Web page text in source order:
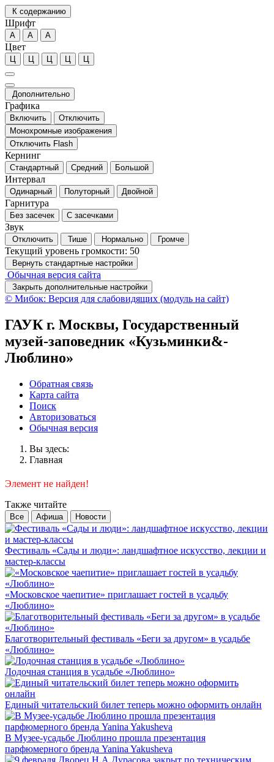
К содержанию
Шрифт
А А А
Цвет
Ц Ц Ц Ц Ц
Дополнительно
Графика
Включить
Отключить
Монохромные изображения
Отключить Flash
Кернинг
Стандартный Средний Большой
Интервал
Одинарный Полуторный Двойной
Гарнитура
Без засечек С засечками
Звук
Отключить Тише Нормально Громче
Текущий уровень громкости: 50
Вернуть стандартные настройки
Обычная версия сайта
Закрыть дополнительные настройки
© Мибок: Версия для слабовидящих (модуль на сайт)
ГАУК г. Москвы, Государственный
музей-заповедник «Кузьминки&-
Люблино»
Обратная связь
Карта сайта
Поиск
Авторизоваться
Обычная версия
Вы здесь:
Главная
Элемент не найден!
Также читайте
Все Афиша Новости
Фестиваль «Сады и люди»: ландшафтное искусство, лекции и
мастер-классы
«Московское чаепитие» приглашает гостей в усадьбу
«Люблино»
Благотворительный фестиваль «Беги за другом» в усадьбе
«Люблино»
Лодочная станция в усадьбе «Люблино»
Единый читательский билет теперь можно оформить онлайн
В Музее-усадьбе Люблино прошла презентация
парфюмерного бренда Yanina Yakusheva